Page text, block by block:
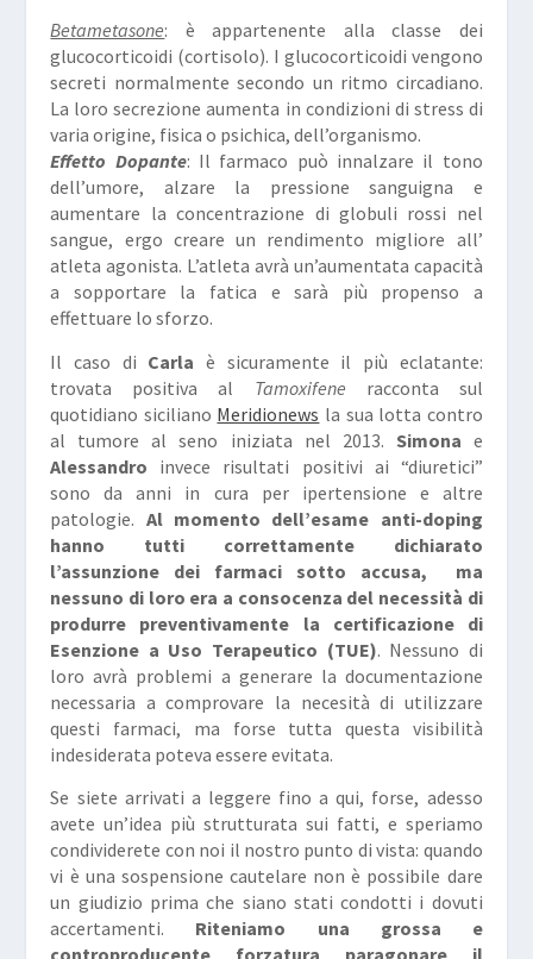
Betametasone: è appartenente alla classe dei
glucocorticoidi (cortisolo). I glucocorticoidi vengono
secreti normalmente secondo un ritmo circadiano.
La loro secrezione aumenta in condizioni di stress di
varia origine, fisica o psichica, dell’organismo.
Effetto Dopante: Il farmaco può innalzare il tono
dell’umore, alzare la pressione sanguigna e
aumentare la concentrazione di globuli rossi nel
sangue, ergo creare un rendimento migliore all’
atleta agonista. L’atleta avrà un’aumentata capacità
a sopportare la fatica e sarà più propenso a
effettuare lo sforzo.
Il caso di Carla è sicuramente il più eclatante:
trovata positiva al Tamoxifene racconta sul
quotidiano siciliano Meridionews la sua lotta contro
al tumore al seno iniziata nel 2013. Simona e
Alessandro invece risultati positivi ai “diuretici”
sono da anni in cura per ipertensione e altre
patologie. Al momento dell’esame anti-doping
hanno tutti correttamente dichiarato
l’assunzione dei farmaci sotto accusa, ma
nessuno di loro era a consocenza del necessità di
produrre preventivamente la certificazione di
Esenzione a Uso Terapeutico (TUE). Nessuno di
loro avrà problemi a generare la documentazione
necessaria a comprovare la necesità di utilizzare
questi farmaci, ma forse tutta questa visibilità
indesiderata poteva essere evitata.
Se siete arrivati a leggere fino a qui, forse, adesso
avete un’idea più strutturata sui fatti, e speriamo
condividerete con noi il nostro punto di vista: quando
vi è una sospensione cautelare non è possibile dare
un giudizio prima che siano stati condotti i dovuti
accertamenti. Riteniamo una grossa e
controproducente forzatura paragonare il